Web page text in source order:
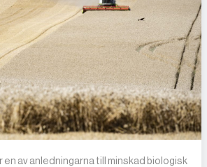
en av anledningarna till minskad biologisk